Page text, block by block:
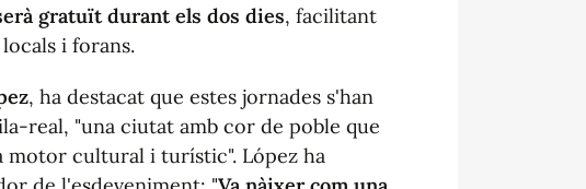
gratuït durant els dos dies, facilitant
i forans.
, ha destacat que estes jornades s'han
real, "una ciutat amb cor de poble que
motor cultural i turístic". López ha